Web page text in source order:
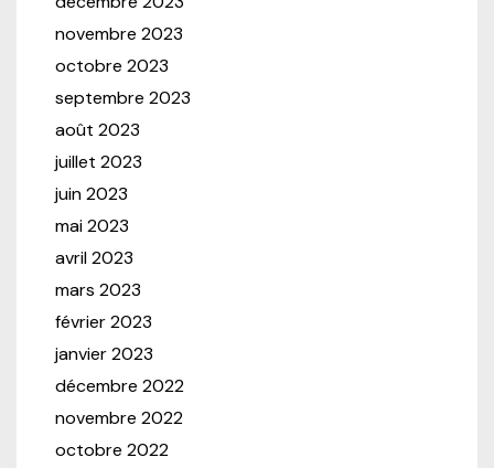
novembre 2023
octobre 2023
septembre 2023
août 2023
juillet 2023
juin 2023
mai 2023
avril 2023
mars 2023
février 2023
janvier 2023
décembre 2022
novembre 2022
octobre 2022